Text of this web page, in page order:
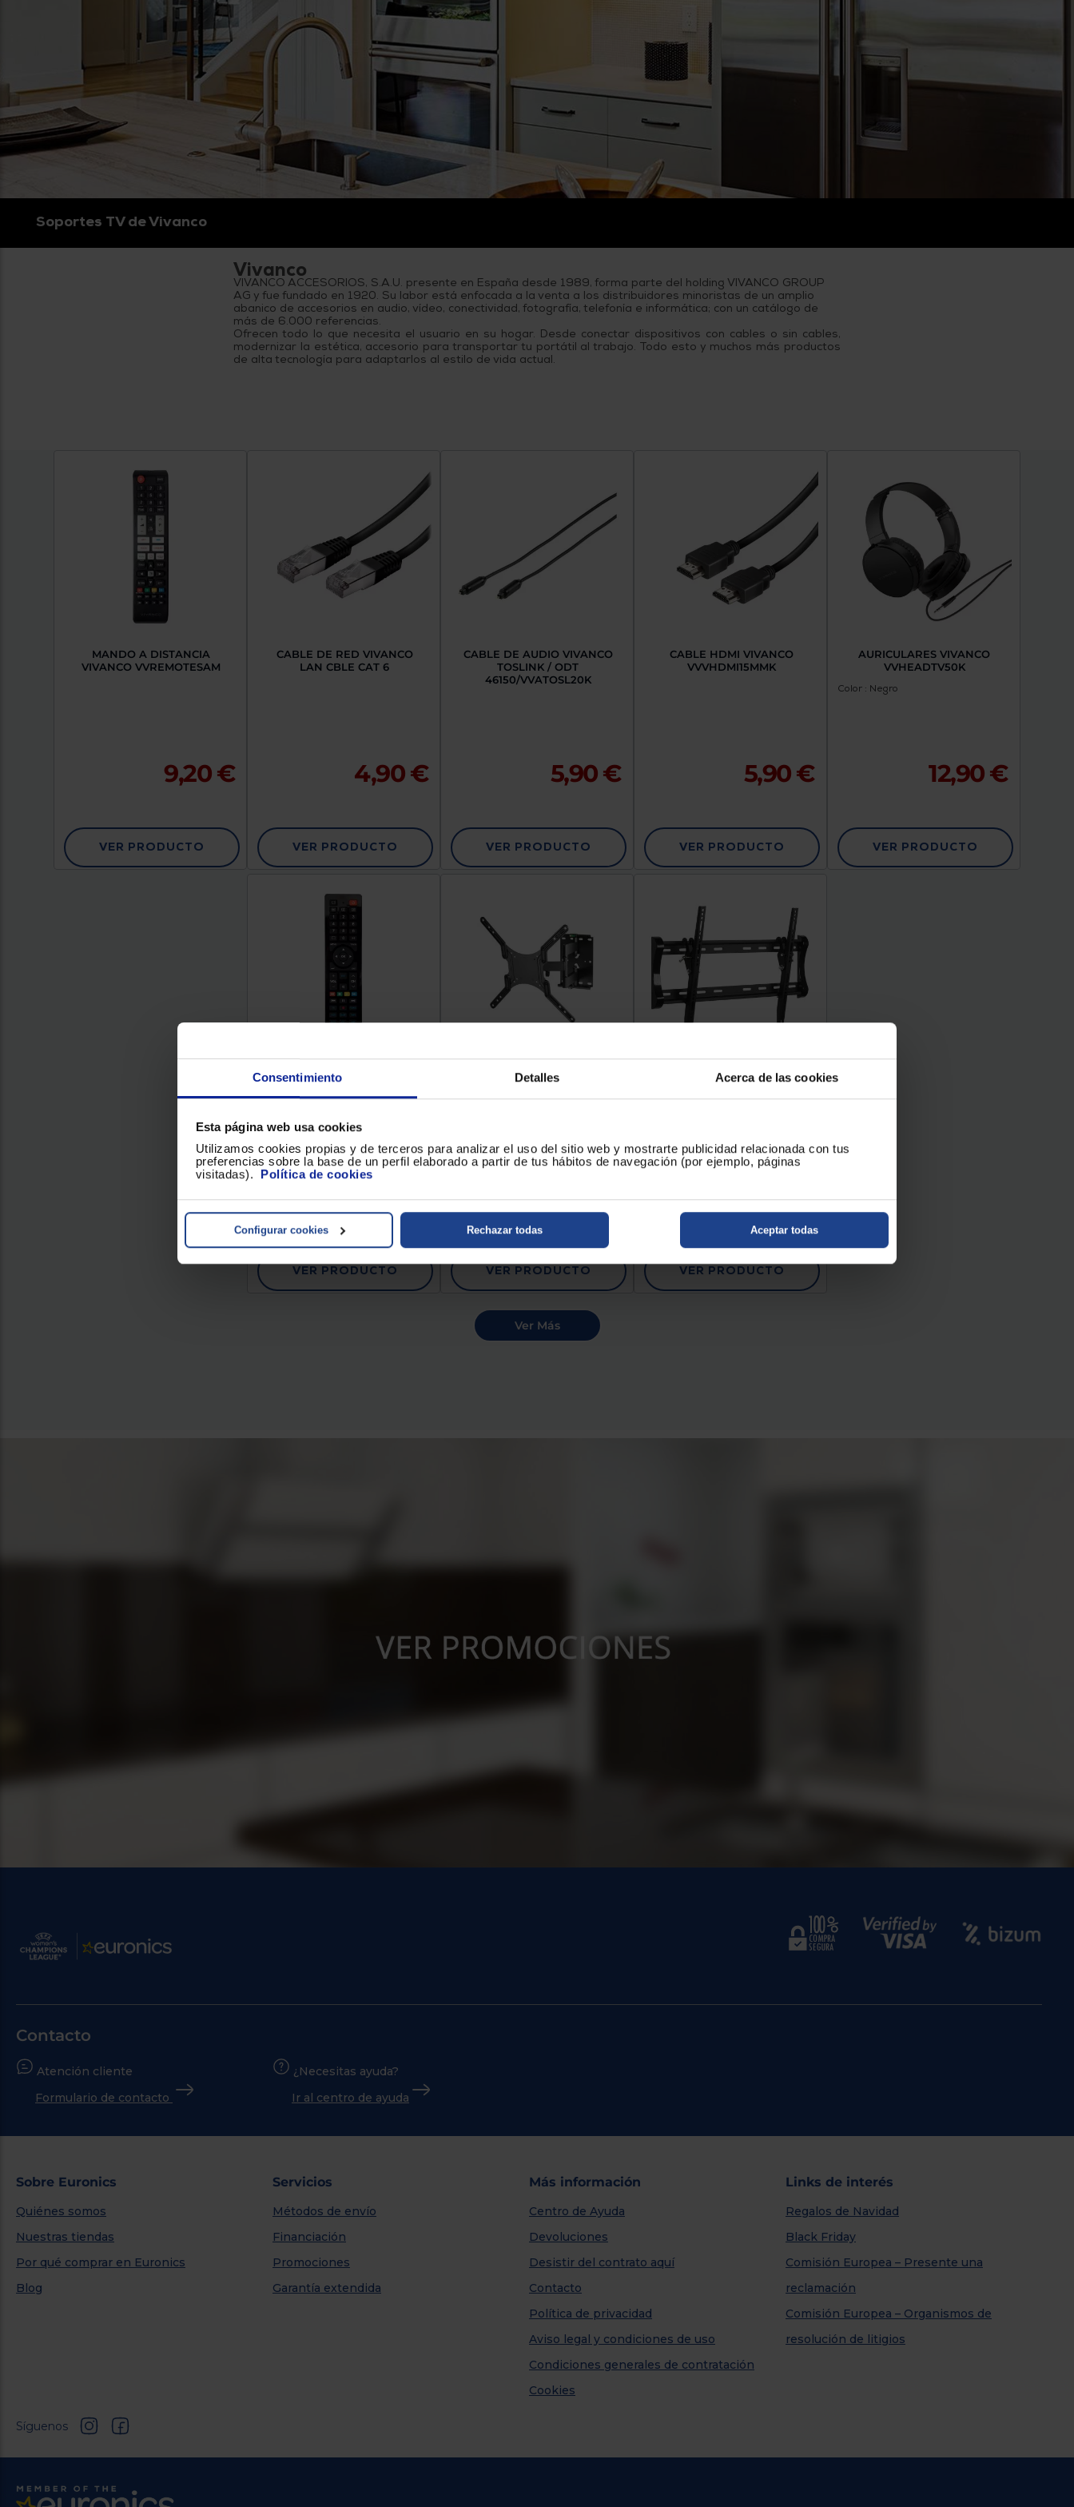
Consentimiento Detalles Acerca de las cookies
Esta página web usa cookies
Utilizamos cookies propias y de terceros para analizar el uso del sitio web y mostrarte publicidad relacionada con tus
preferencias sobre la base de un perfil elaborado a partir de tus hábitos de navegación (por ejemplo, páginas
visitadas). Política de cookies
Rechazar todas
Configurar cookies Aceptar todas
gestos
y
arrastrar.
Soportes TV de Vivanco
Vivanco
VIVANCO ACCESORIOS, S.A.U. presente en España desde 1989, forma parte del holding VIVANCO GROUP
AG y fue fundado en 1920. Su labor está enfocada a la venta a los distribuidores minoristas de un amplio
abanico de accesorios en audio, vídeo, conectividad, fotografía, telefonía e informática; con un catálogo de
más de 6.000 referencias.
Ofrecen todo lo que necesita el usuario en su hogar. Desde conectar dispositivos con cables o sin cables,
modernizar la estética, accesorio para transportar tu portátil al trabajo. Todo esto y muchos más productos
de alta tecnología para adaptarlos al estilo de vida actual.
MANDO A DISTANCIA
VIVANCO VVREMOTESAM
9,20 €
VER PRODUCTO
CABLE DE RED VIVANCO
LAN CBLE CAT 6
4,90 €
VER PRODUCTO
CABLE DE AUDIO VIVANCO
TOSLINK / ODT
46150/VVATOSL20K
5,90 €
VER PRODUCTO
CABLE HDMI VIVANCO
VVVHDMI15MMK
5,90 €
VER PRODUCTO
AURICULARES VIVANCO
VVHEADTV50K
Color : Negro
12,90 €
VER PRODUCTO
MANDO A DISTANCIA
1 VVREMOTE81
10,90 €
VER PRODUCTO
SOPORTE PARA TV
VVTVFMOR55INCH45KGK
Color : Negro
41,90 €
VER PRODUCTO
SOPORTE PARA TV
VVTVTIL65INCH50KG
35,90 €
VER PRODUCTO
Contacto
Atención cliente
Formulario de contacto
¿Necesitas ayuda?
Ir al centro de ayuda
Sobre Euronics
Quiénes somos
Nuestras tiendas
Por qué comprar en Euronics
Blog
Servicios
Métodos de envío
Financiación
Promociones
Garantía extendida
Más información
Centro de Ayuda
Devoluciones
Desistir del contrato aquí
Contacto
Política de privacidad
Aviso legal y condiciones de uso
Condiciones generales de contratación
Cookies
Links de interés
Regalos de Navidad
Black Friday
Comisión Europea – Presente una
reclamación
Comisión Europea – Organismos de
resolución de litigios
Síguenos